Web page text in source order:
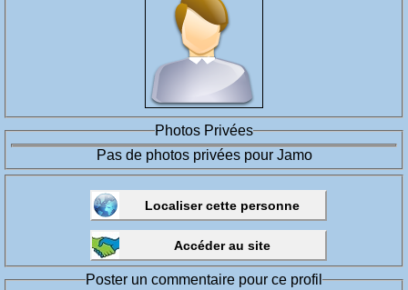
Photos Privées
Pas de photos privées pour Jamo
Poster un commentaire pour ce profil